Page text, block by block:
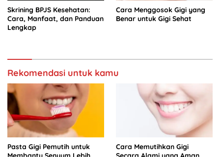
Skrining BPJS Kesehatan:
Cara, Manfaat, dan Panduan
Lengkap
Cara Menggosok Gigi yang
Benar untuk Gigi Sehat
Rekomendasi untuk kamu
Pasta Gigi Pemutih untuk
Cara Memutihkan Gigi